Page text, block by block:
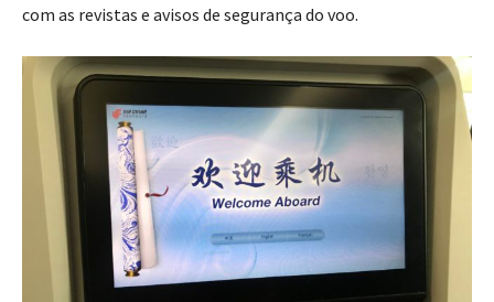
com as revistas e avisos de segurança do voo.